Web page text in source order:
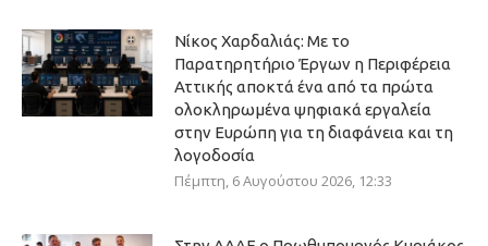
Νίκος Χαρδαλιάς: Με το
Παρατηρητήριο Έργων η Περιφέρεια
Αττικής αποκτά ένα από τα πρώτα
ολοκληρωμένα ψηφιακά εργαλεία
στην Ευρώπη για τη διαφάνεια και τη
λογοδοσία
Πέμπτη, 6 Αυγούστου 2026, 12:33